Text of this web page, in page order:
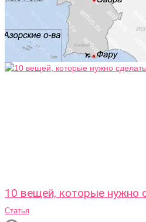
10 вещей, которые нужно
Статья